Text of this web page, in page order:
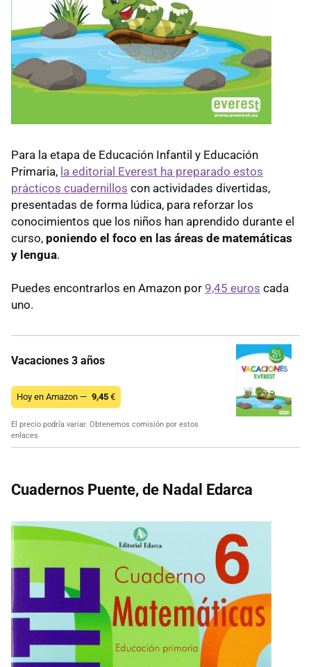
Para la etapa de Educación Infantil y Educación
Primaria, la editorial Everest ha preparado estos
prácticos cuadernillos con actividades divertidas,
presentadas de forma lúdica, para reforzar los
conocimientos que los niños han aprendido durante el
curso, poniendo el foco en las áreas de matemáticas
y lengua.
Puedes encontrarlos en Amazon por 9,45 euros cada
uno.
Vacaciones 3 años
Hoy en Amazon — 9,45 €
El precio podría variar. Obtenemos comisión por estos
enlaces
Cuadernos Puente, de Nadal Edarca